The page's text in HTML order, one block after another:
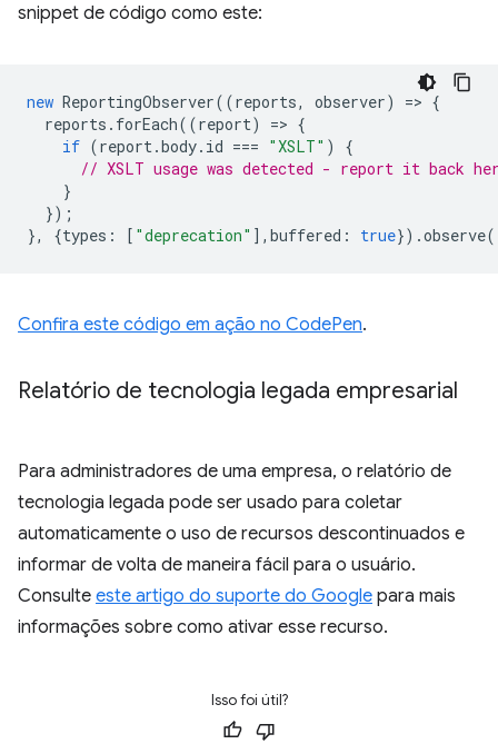
snippet de código como este:
new ReportingObserver((reports, observer) => {
reports . forEach((report) => {
if (report.body. id === "XSLT" )
{
// XSLT usage was detected - report it back
}
});
},
{types : [ "deprecation" ], buffered : true}).observe
Confira este código em ação no CodePen.
Relatório de tecnologia legada empresarial
Para administradores de uma empresa, o relatório de
tecnologia legada pode ser usado para coletar
automaticamente o uso de recursos descontinuados e
informar de volta de maneira fácil para o usuário.
Consulte este artigo do suporte do Google para mais
informações sobre como ativar esse recurso.
Isso foi útil?